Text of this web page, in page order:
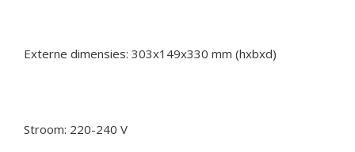
Externe dimensies: 303x149x330 mm (hxbxd)
Stroom: 220-240 V